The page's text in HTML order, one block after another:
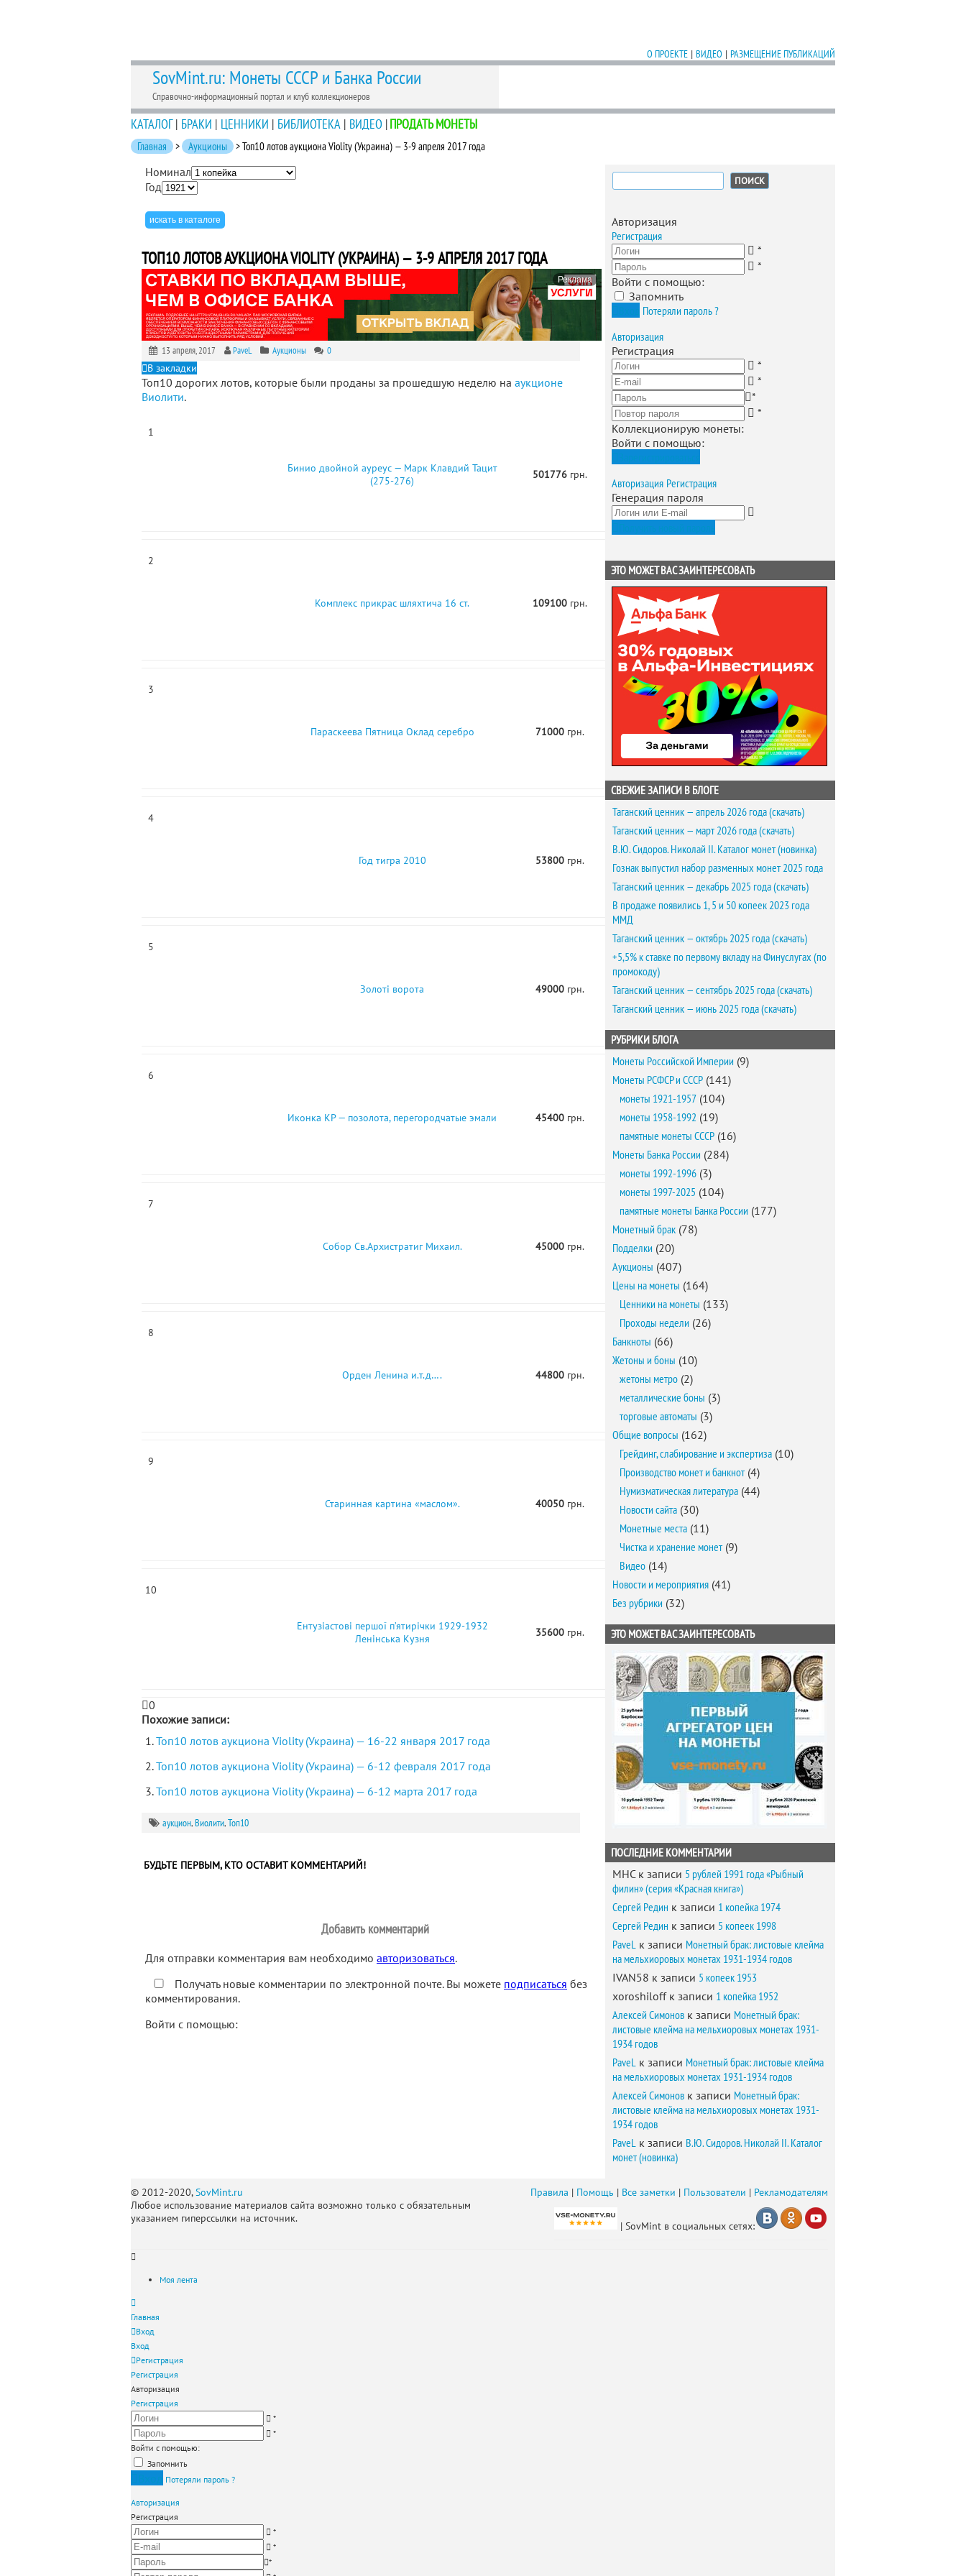
О ПРОЕКТЕ | ВИДЕО | РАЗМЕЩЕНИЕ ПУБЛИКАЦИЙ
SovMint.ru: Монеты СССР и Банка России
Справочно-информационный портал и клуб коллекционеров
КАТАЛОГ| БРАКИ | ЦЕННИКИ | БИБЛИОТЕКА | ВИДЕО |ПРОДАТЬ МОНЕТЫ
Главная > Аукционы > Топ10 лотов аукциона Violity (Украина) — 3-9 апреля 2017 года
Номинал
Год
ТОП10 ЛОТОВ АУКЦИОНА VIOLITY (УКРАИНА) — 3-9 АПРЕЛЯ 2017 ГОДА
Реклама
13 апреля, 2017 PaveL Аукционы 0
В закладки
Топ10 дорогих лотов, которые были проданы за прошедшую неделю на аукционе
Виолити.
1
Бинио двойной ауреус — Марк Клавдий Тацит
(275-276)
501776 грн.
2
Комплекс прикрас шляхтича 16 ст. 109100 грн.
3
Параскеева Пятница Оклад серебро 71000 грн.
4
Год тигра 2010 53800 грн.
5
Золоті ворота 49000 грн.
6
Иконка КР — позолота, перегородчатые эмали 45400 грн.
7
Собор Св.Архистратиг Михаил. 45000 грн.
8
Орден Ленина и.т.д…. 44800 грн.
9
Старинная картина «маслом». 40050 грн.
10
Ентузіастові першої п’ятирічки 1929-1932
Ленінська Кузня
35600 грн.
0
Похожие записи:
Топ10 лотов аукциона Violity (Украина) — 16-22 января 2017 года
Топ10 лотов аукциона Violity (Украина) — 6-12 февраля 2017 года
Топ10 лотов аукциона Violity (Украина) — 6-12 марта 2017 года
аукцион,Виолити,Топ10
БУДЬТЕ ПЕРВЫМ, КТО ОСТАВИТ КОММЕНТАРИЙ!
Добавить комментарий
Для отправки комментария вам необходимо авторизоваться.
Получать новые комментарии по электронной почте. Вы можете подписаться без
комментирования.
Войти с помощью:
Найти:
Авторизация
Регистрация
*
*
Войти с помощью:
Запомнить
Потеряли пароль ?
Авторизация
Регистрация
*
*
*
*
Коллекционирую монеты:
Войти с помощью:
Авторизация Регистрация
Генерация пароля
ЭТО МОЖЕТ ВАС ЗАИНТЕРЕСОВАТЬ
СВЕЖИЕ ЗАПИСИ В БЛОГЕ
Таганский ценник — апрель 2026 года (скачать)
Таганский ценник — март 2026 года (скачать)
В.Ю. Сидоров. Николай II. Каталог монет (новинка)
Гознак выпустил набор разменных монет 2025 года
Таганский ценник — декабрь 2025 года (скачать)
В продаже появились 1, 5 и 50 копеек 2023 года
ММД
Таганский ценник — октябрь 2025 года (скачать)
+5,5% к ставке по первому вкладу на Финуслугах (по
промокоду)
Таганский ценник — сентябрь 2025 года (скачать)
Таганский ценник — июнь 2025 года (скачать)
РУБРИКИ БЛОГА
Монеты Российской Империи (9)
Монеты РСФСР и СССР (141)
монеты 1921-1957 (104)
монеты 1958-1992 (19)
памятные монеты СССР (16)
Монеты Банка России (284)
монеты 1992-1996 (3)
монеты 1997-2025 (104)
памятные монеты Банка России (177)
Монетный брак (78)
Подделки (20)
Аукционы (407)
Цены на монеты (164)
Ценники на монеты (133)
Проходы недели (26)
Банкноты (66)
Жетоны и боны (10)
жетоны метро (2)
металлические боны (3)
торговые автоматы (3)
Общие вопросы (162)
Грейдинг, слабирование и экспертиза (10)
Производство монет и банкнот(4)
Нумизматическая литература (44)
Новости сайта (30)
Монетные места (11)
Чистка и хранение монет(9)
Видео (14)
Новости и мероприятия (41)
Без рубрики (32)
ЭТО МОЖЕТ ВАС ЗАИНТЕРЕСОВАТЬ
ПОСЛЕДНИЕ КОММЕНТАРИИ
MHCк записи 5 рублей 1991 года «Рыбный
филин» (серия «Красная книга»)
Сергей Редин к записи 1 копейка 1974
Сергей Редин к записи 5 копеек 1998
PaveL к записи Монетный брак: листовые клейма
на мельхиоровых монетах 1931-1934 годов
IVAN58 к записи 5 копеек 1953
xoroshiloffк записи 1 копейка 1952
Алексей Симонов к записи Монетный брак:
листовые клейма на мельхиоровых монетах 1931-
1934 годов
PaveL к записи Монетный брак: листовые клейма
на мельхиоровых монетах 1931-1934 годов
Алексей Симонов к записи Монетный брак:
листовые клейма на мельхиоровых монетах 1931-
1934 годов
PaveL к записи В.Ю. Сидоров. Николай II. Каталог
монет (новинка)
© 2012-2020,SovMint.ru
Любое использование материалов сайта возможно только с обязательным
указанием гиперссылки на источник.
Правила | Помощь | Все заметки | Пользователи | Рекламодателям
| SovMint в социальных сетях:
Моя лента
Главная
Вход
Вход
Регистрация
Регистрация
Авторизация
Регистрация
*
*
Войти с помощью:
Запомнить
Потеряли пароль ?
Авторизация
Регистрация
*
*
*